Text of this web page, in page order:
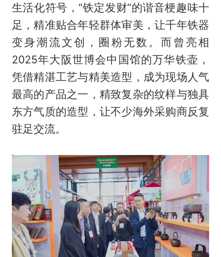
生活化符号，“铁定发财”的谐音梗趣味十
足，精准贴合年轻群体审美，让千年铁器
变身潮流文创，圈粉无数。而曾亮相
2025年大阪世博会中国馆的万华铁壶，
凭借精湛工艺与精美造型，成为现场人气
最高的产品之一，精致复杂的纹样与独具
东方气质的造型，让不少海外采购商反复
驻足交流。